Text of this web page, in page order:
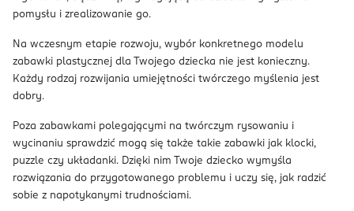
pomysłu i zrealizowanie go.
Na wczesnym etapie rozwoju, wybór konkretnego modelu
zabawki plastycznej dla Twojego dziecka nie jest konieczny.
Każdy rodzaj rozwijania umiejętności twórczego myślenia jest
dobry.
Poza zabawkami polegającymi na twórczym rysowaniu i
wycinaniu sprawdzić mogą się także takie zabawki jak klocki,
puzzle czy układanki. Dzięki nim Twoje dziecko wymyśla
rozwiązania do przygotowanego problemu i uczy się, jak radzić
sobie z napotykanymi trudnościami.